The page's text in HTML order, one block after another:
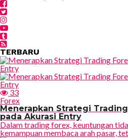
TERBARU
33
Forex
Menerapkan Strategi
pada Akurasi Entry
Dalam trading forex, keuntungan
kemampuan membaca arah pasar,